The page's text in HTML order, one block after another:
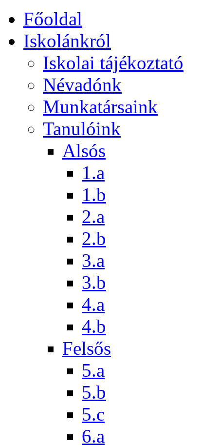
Főoldal
Iskolánkról
Iskolai tájékoztató
Névadónk
Munkatársaink
Tanulóink
Alsós
1.a
1.b
2.a
2.b
3.a
3.b
4.a
4.b
Felsős
5.a
5.b
5.c
6.a